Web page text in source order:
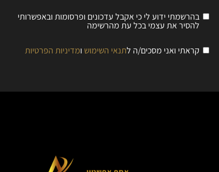
בהרשמתי ידוע לי כי אקבל עדכונים ופרסומות ובאפשרותי
להסיר את עצמי בכל עת מהרשימה
קראתי ואני מסכים/ה לתנאי השימוש ומדיניות הפרטיות